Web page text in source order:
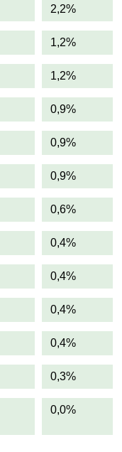
2,2%
1,2%
1,2%
0,9%
0,9%
0,9%
0,6%
0,4%
0,4%
0,4%
0,4%
0,3%
0,0%